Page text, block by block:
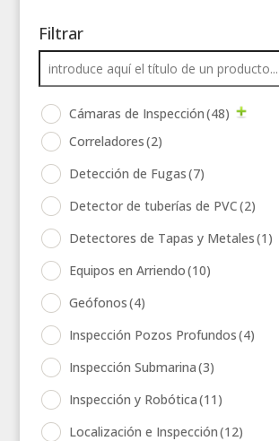
Filtrar
Cámaras de Inspección(48)
Correladores(2)
Detección de Fugas(7)
Detector de tuberías de PVC(2)
Detectores de Tapas y Metales(1)
Equipos en Arriendo(10)
Geófonos(4)
Inspección Pozos Profundos(4)
Inspección Submarina(3)
Inspección y Robótica(11)
Localización e Inspección(12)